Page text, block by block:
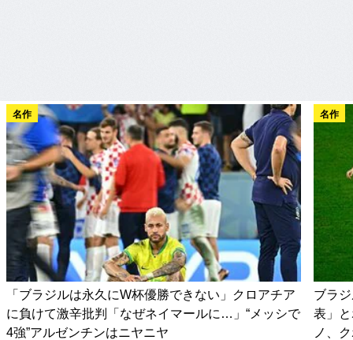
名作
「ブラジルは永久にW杯優勝できない」クロアチア
に負けて激辛批判「なぜネイマールに…」“メッシで
4強”アルゼンチンはニヤニヤ
名作
ブラ
表」
ノ、